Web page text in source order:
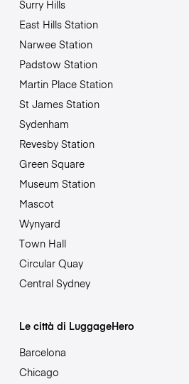
Surry Hills
East Hills Station
Narwee Station
Padstow Station
Martin Place Station
St James Station
Sydenham
Revesby Station
Green Square
Museum Station
Mascot
Wynyard
Town Hall
Circular Quay
Central Sydney
Le città di LuggageHero
Barcelona
Chicago